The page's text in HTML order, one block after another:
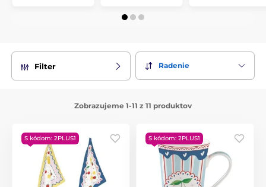
Filter Radenie
Zobrazujeme 1-11 z 11 produktov
S kódom: 2PLUS1 S kódom: 2PLUS1